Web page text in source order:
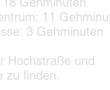
11
3 Gehminuten
Hochstraße und
zu finden.